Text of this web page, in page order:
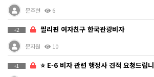
문주현 6
+2 필리핀 여자친구 한국관광비자
문지원 10
+1 ⭐ E-6 비자 관련 행정사 견적 요청드립니다.